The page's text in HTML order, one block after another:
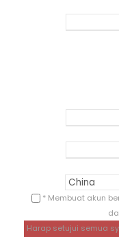
* Membuat akun
Harap setujui semua